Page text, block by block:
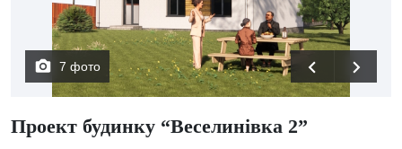
7 фото
Проект будинку “Веселинівка 2”